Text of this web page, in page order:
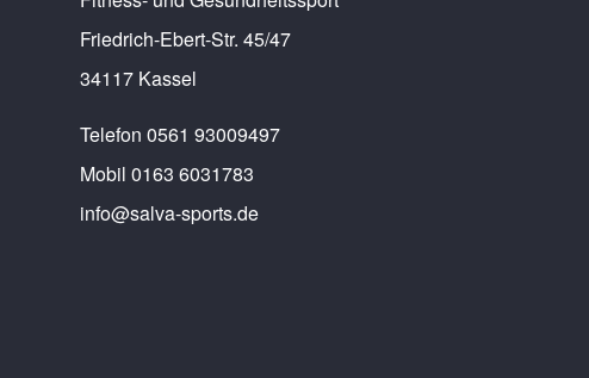
Friedrich-Ebert-Str. 45/47
34117 Kassel
Telefon 0561 93009497
Mobil 0163 6031783
info@salva-sports.de